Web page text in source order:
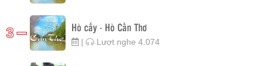
3 Hò cấy - Hò Cần Thơ
| Lượt nghe 4.074